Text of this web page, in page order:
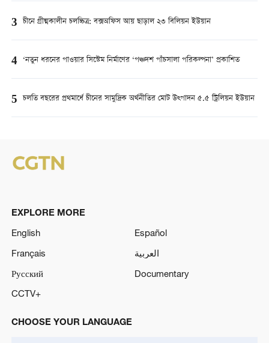
3 চীনে গ্রীষ্মকালীন চলচ্চিত্র: বক্সঅফিস আয় ছাড়াল ২৩ বিলিয়ন ইউয়ান
4 ‘নতুন ধরনের পাওয়ার সিস্টেম নির্মাণের ‘পঞ্চদশ পাঁচসালা পরিকল্পনা’ প্রকাশিত
5 চলতি বছরের প্রথমার্ধে চীনের সামুদ্রিক অর্থনীতির মোট উত্পাদন ৫.৫ ট্রিলিয়ন ইউয়ান
EXPLORE MORE
English
Español
Français
العربية
Русский
Documentary
CCTV+
CHOOSE YOUR LANGUAGE